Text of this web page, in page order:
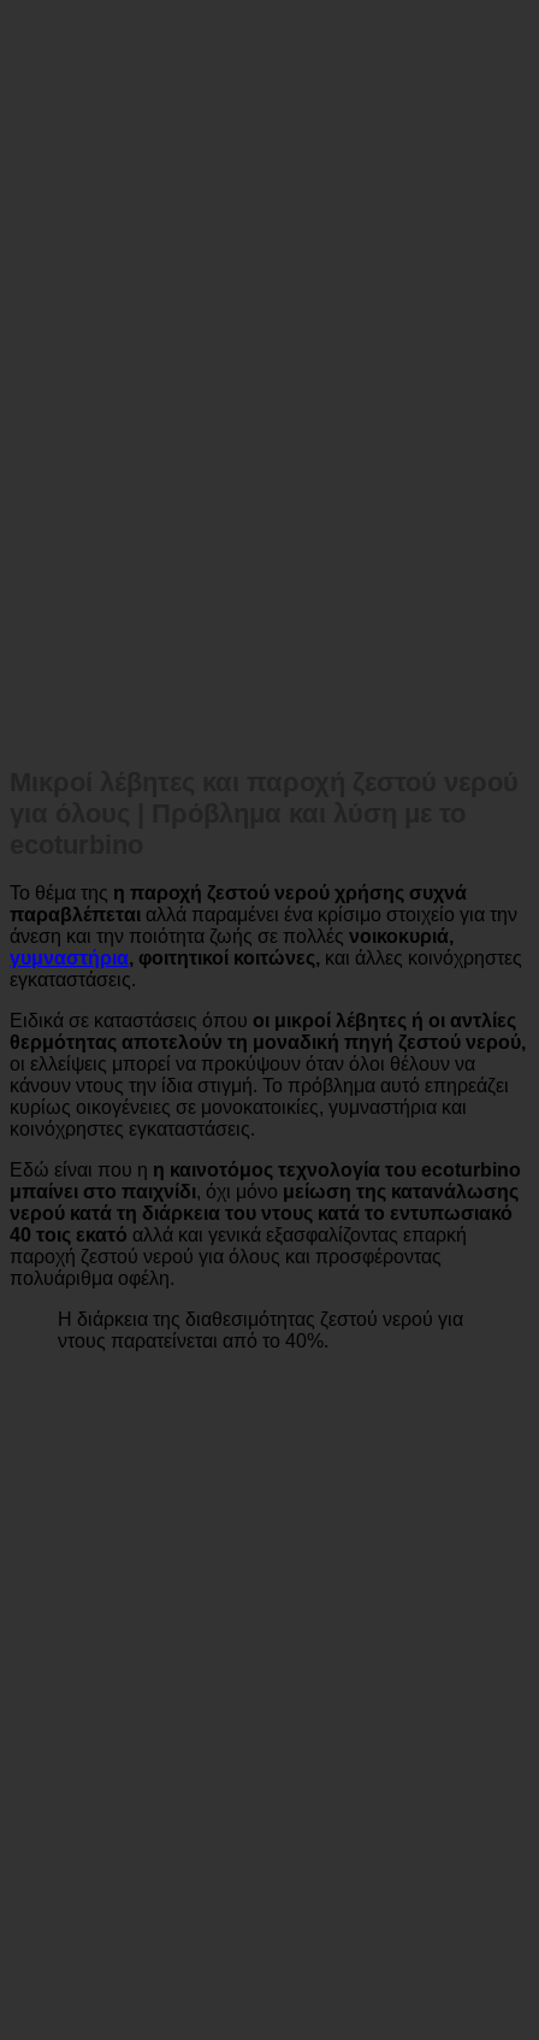
Το θέμα τηςη παροχή ζεστού νερού χρήσης συχνά
παραβλέπεταιαλλά παραμένει ένα κρίσιμο στοιχείο για την
άνεση και την ποιότητα ζωής σε πολλές νοικοκυριά,
γυμναστήρια, φοιτητικοί κοιτώνες,
Ειδικά σε καταστάσεις όπου οι μικροί λέβητες ή οι αντλίες
θερμότητας αποτελούν τη μοναδική πηγή ζεστού νερού,
οι ελλείψεις μπορεί να προκύψουν όταν όλοι θέλουν να
κάνουν ντους την ίδια στιγμή. Το πρόβλημα αυτό επηρεάζει
κυρίως οικογένειες σε μονοκατοικίες, γυμναστήρια και
Εδώ είναι που ηη καινοτόμος τεχνολογία του ecoturbino
μπαίνει στο παιχνίδι, όχι μόνομείωση της κατανάλωσης
νερού κατά τη διάρκεια του ντους κατά το εντυπωσιακό
40 τοις εκατόαλλά και γενικά εξασφαλίζοντας επαρκή
παροχή ζεστού νερού για όλους και προσφέροντας
Η διάρκεια της διαθεσιμότητας ζεστού νερού για